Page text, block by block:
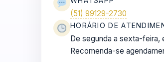
(51) 99129-2730
HORÁRIO DE
De segunda a sexta-feira,
Recomenda-se